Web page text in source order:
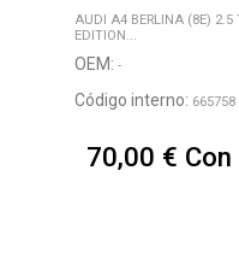
AUDI A4 BERLINA (8E) 2.5
EDITION...
OEM: -
Código interno: 665758
70,00 € Con